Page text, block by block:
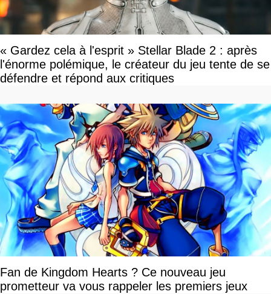
« Gardez cela à l'esprit » Stellar Blade 2 : après
l'énorme polémique, le créateur du jeu tente de se
défendre et répond aux critiques
Fan de Kingdom Hearts ? Ce nouveau jeu
prometteur va vous rappeler les premiers jeux